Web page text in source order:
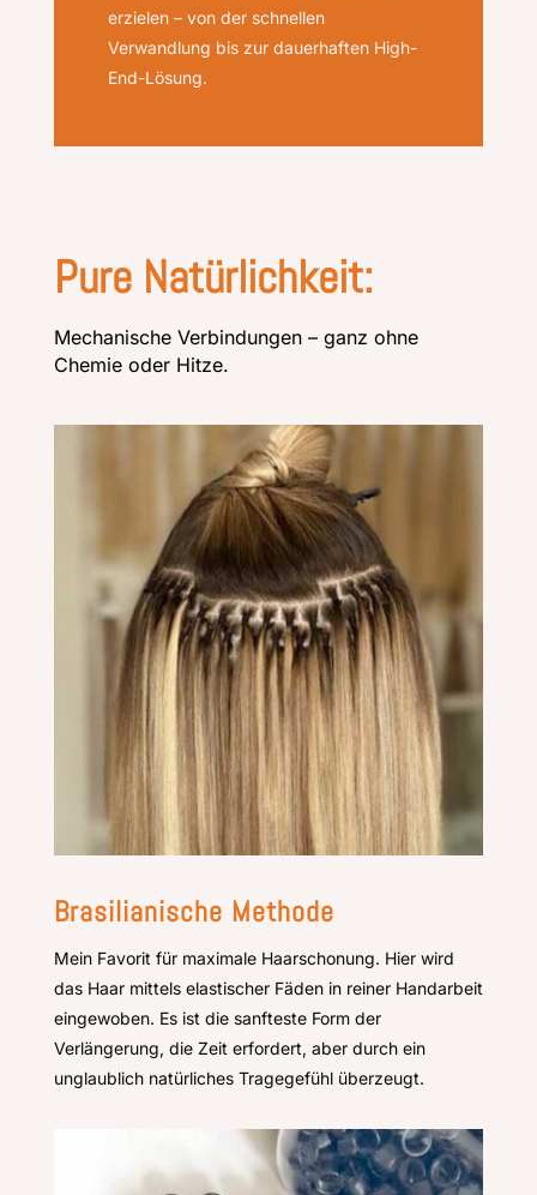
erzielen – von der schnellen
Verwandlung bis zur dauerhaften High-
End-Lösung.
Pure Natürlichkeit:
Mechanische Verbindungen – ganz ohne
Chemie oder Hitze.
Brasilianische Methode
Mein Favorit für maximale Haarschonung. Hier wird
das Haar mittels elastischer Fäden in reiner Handarbeit
eingewoben. Es ist die sanfteste Form der
Verlängerung, die Zeit erfordert, aber durch ein
unglaublich natürliches Tragegefühl überzeugt.